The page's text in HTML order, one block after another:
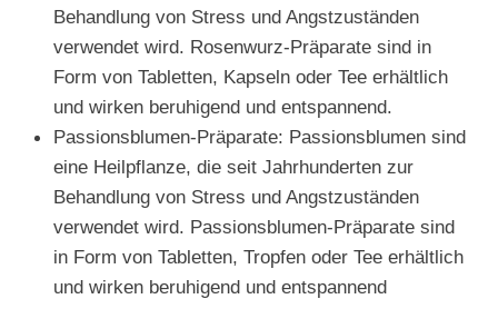
Behandlung von Stress und Angstzuständen
verwendet wird. Rosenwurz-Präparate sind in
Form von Tabletten, Kapseln oder Tee erhältlich
und wirken beruhigend und entspannend.
Passionsblumen-Präparate: Passionsblumen sind
eine Heilpflanze, die seit Jahrhunderten zur
Behandlung von Stress und Angstzuständen
verwendet wird. Passionsblumen-Präparate sind
in Form von Tabletten, Tropfen oder Tee erhältlich
und wirken beruhigend und entspannend